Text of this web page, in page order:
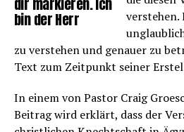
bin der Herr
verstehen.
zu verstehen und genauer zu
Text zum Zeitpunkt seiner
In einem von Pastor Craig
Beitrag wird erklärt, dass der